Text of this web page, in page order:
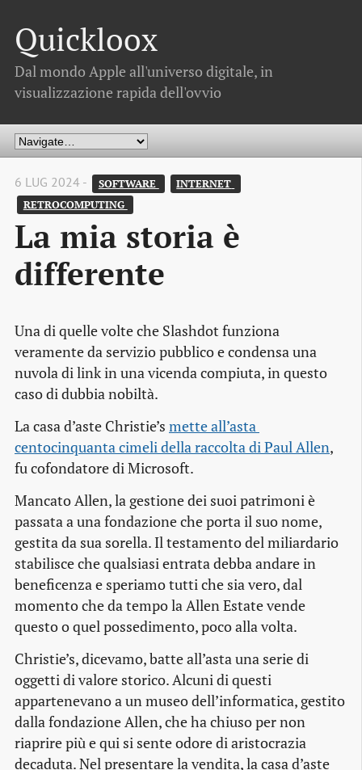
Quickloox
Dal mondo Apple all'universo digitale, in
visualizzazione rapida dell'ovvio
6 LUG 2024 - SOFTWARE
RETROCOMPUTING
La mia storia è
differente
Una di quelle volte che Slashdot funziona
veramente da servizio pubblico e condensa una
nuvola di link in una vicenda compiuta, in questo
caso di dubbia nobiltà.
La casa d’aste Christie’s mette all’asta
centocinquanta cimeli della raccolta di Paul Allen,
fu cofondatore di Microsoft.
Mancato Allen, la gestione dei suoi patrimoni è
passata a una fondazione che porta il suo nome,
gestita da sua sorella. Il testamento del miliardario
stabilisce che qualsiasi entrata debba andare in
beneficenza e speriamo tutti che sia vero, dal
momento che da tempo la Allen Estate vende
questo o quel possedimento, poco alla volta.
Christie’s, dicevamo, batte all’asta una serie di
oggetti di valore storico. Alcuni di questi
appartenevano a un museo dell’informatica, gestito
dalla fondazione Allen, che ha chiuso per non
riaprire più e qui si sente odore di aristocrazia
decaduta. Nel presentare la vendita, la casa d’aste